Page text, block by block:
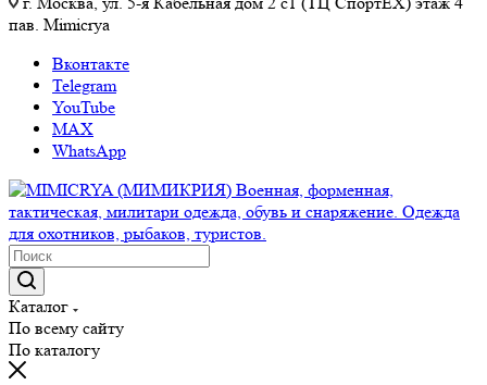
пав. Mimicrya
Вконтакте
Telegram
YouTube
MAX
WhatsApp
Каталог
По всему сайту
По каталогу